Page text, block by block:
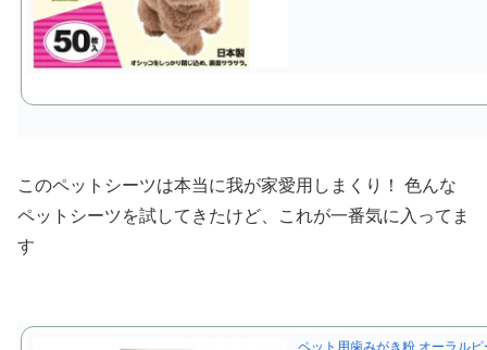
このペットシーツは本当に我が家愛用しまくり！ 色んな
ペットシーツを試してきたけど、これが一番気に入ってま
す
ペット用歯みがき粉 オーラルピ